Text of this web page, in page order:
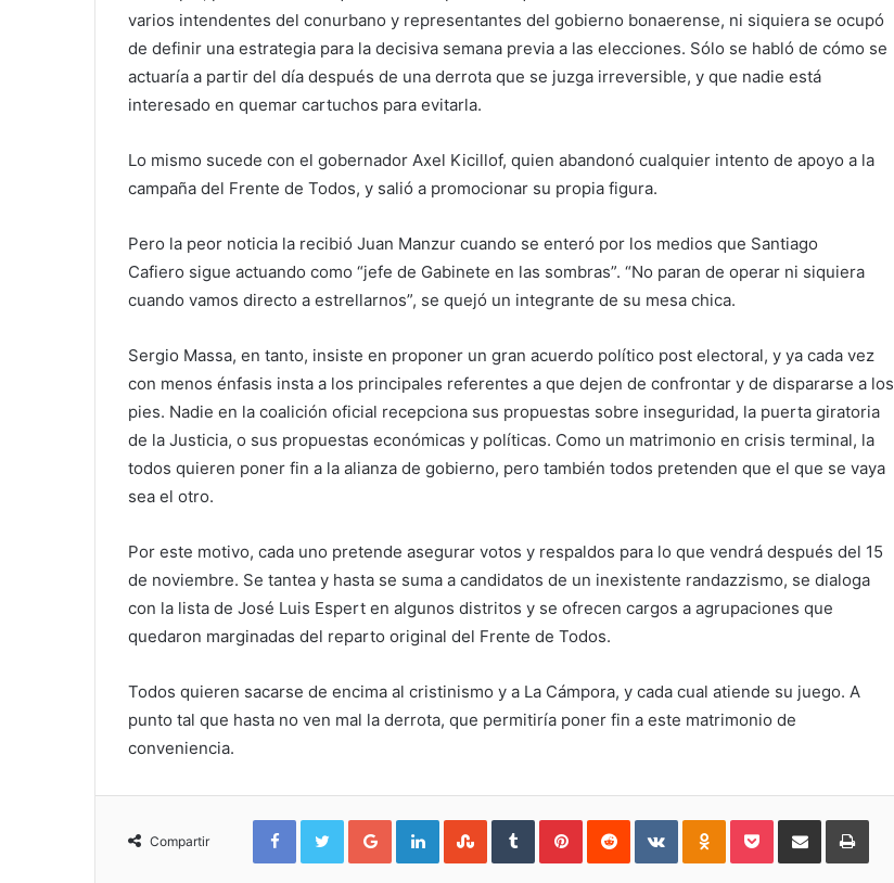
varios intendentes del conurbano y representantes del gobierno bonaerense, ni siquiera se ocupó
de definir una estrategia para la decisiva semana previa a las elecciones. Sólo se habló de cómo se
actuaría a partir del día después de una derrota que se juzga irreversible, y que nadie está
interesado en quemar cartuchos para evitarla.
Lo mismo sucede con el gobernador Axel Kicillof, quien abandonó cualquier intento de apoyo a la
campaña del Frente de Todos, y salió a promocionar su propia figura.
Pero la peor noticia la recibió Juan Manzur cuando se enteró por los medios que Santiago
Cafiero sigue actuando como “jefe de Gabinete en las sombras”. “No paran de operar ni siquiera
cuando vamos directo a estrellarnos”, se quejó un integrante de su mesa chica.
Sergio Massa, en tanto, insiste en proponer un gran acuerdo político post electoral, y ya cada vez
con menos énfasis insta a los principales referentes a que dejen de confrontar y de dispararse a los
pies. Nadie en la coalición oficial recepciona sus propuestas sobre inseguridad, la puerta giratoria
de la Justicia, o sus propuestas económicas y políticas. Como un matrimonio en crisis terminal, la
todos quieren poner fin a la alianza de gobierno, pero también todos pretenden que el que se vaya
sea el otro.
Por este motivo, cada uno pretende asegurar votos y respaldos para lo que vendrá después del 15
de noviembre. Se tantea y hasta se suma a candidatos de un inexistente randazzismo, se dialoga
con la lista de José Luis Espert en algunos distritos y se ofrecen cargos a agrupaciones que
quedaron marginadas del reparto original del Frente de Todos.
Todos quieren sacarse de encima al cristinismo y a La Cámpora, y cada cual atiende su juego. A
punto tal que hasta no ven mal la derrota, que permitiría poner fin a este matrimonio de
conveniencia.
Compartir
FacebookTwitterGoogle+LinkedInStumbleUpon
TumblrPinterestReddit VKontakteOdnoklassniki
PocketShare
Email
Print